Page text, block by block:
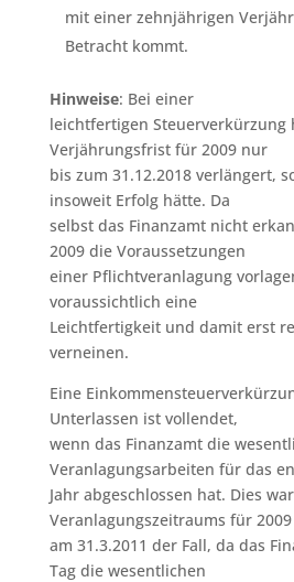
mit einer zehnjährigen
Betracht kommt.
Hinweise: Bei einer
leichtfertigen Steuerverkürzung
Verjährungsfrist für 2009 nur
bis zum 31.12.2018 verlängert,
insoweit Erfolg hätte. Da
selbst das Finanzamt nicht
2009 die Voraussetzungen
einer Pflichtveranlagung
voraussichtlich eine
Leichtfertigkeit und damit erst
verneinen.
Eine
Unterlassen ist vollendet,
wenn das Finanzamt die
Veranlagungsarbeiten für das
Jahr abgeschlossen hat. Dies
Veranlagungszeitraums für 2009
am 31.3.2011 der Fall, da das
Tag die wesentlichen